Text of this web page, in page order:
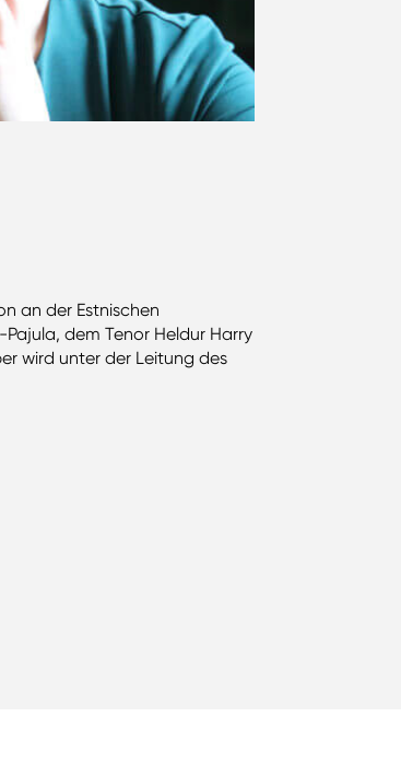
an der Estnischen
dem Tenor Heldur Harry
wird unter der Leitung des